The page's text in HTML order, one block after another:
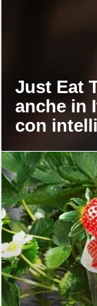
Just Eat
anche in
con